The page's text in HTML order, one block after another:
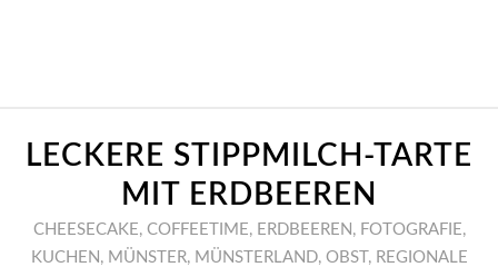
LECKERE STIPPMILCH-TARTE
MIT ERDBEEREN
CHEESECAKE, COFFEETIME, ERDBEEREN , FOTOGRAFIE,
KUCHEN , MÜNSTER, MÜNSTERLAND, OBST , REGIONALE